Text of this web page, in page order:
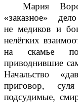
Мария
«заказное»
не медиков и
нелёгких
на скамье
приводнившие
Начальство
приговор,
подсудимые,